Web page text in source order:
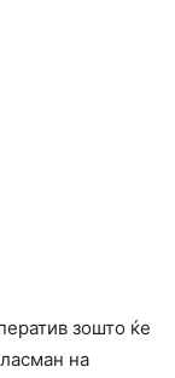
зошто ќе
на